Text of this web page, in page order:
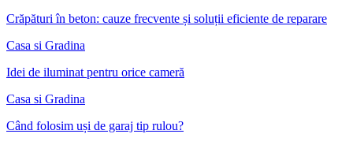
Crăpături în beton: cauze frecvente și soluții eficiente de reparare
Casa si Gradina
Idei de iluminat pentru orice cameră
Casa si Gradina
Când folosim uși de garaj tip rulou?